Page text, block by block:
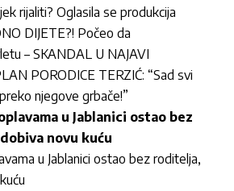
rijaliti? Oglasila se produkcija
DIJETE?! Počeo da
– SKANDAL U NAJAVI
PORODICE TERZIĆ: “Sad svi
njegove grbače!”
u Jablanici ostao bez
novu kuću
u Jablanici ostao bez roditelja,